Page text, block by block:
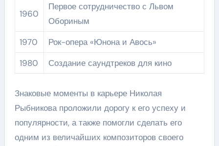
1960
Первое сотрудничество с Львом
Обориным
1970
Рок-опера «Юнона и Авось»
1980
Создание саундтреков для кино
Знаковые моменты в карьере Николая
Рыбникова проложили дорогу к его успеху и
популярности, а также помогли сделать его
одним из величайших композиторов своего